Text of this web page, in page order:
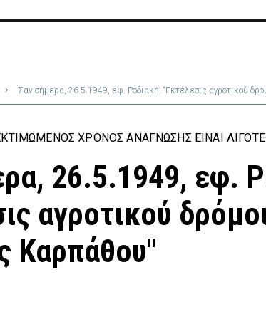
Σαν σήμερα, 26.5.1949, εφ. Ροδιακή: “Εκτέλεσις αγροτικού
ΧΡΌΝΟΣ ΑΝΆΓΝΩΣΗΣ ΕΊΝΑΙ
26.5.1949, εφ.
αγροτικού
Καρπάθου"